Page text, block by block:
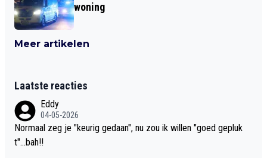
woning
Meer artikelen
Laatste reacties
Eddy
04-05-2026
Normaal zeg je "keurig gedaan", nu zou ik willen "goed gepluk
t"...bah!!